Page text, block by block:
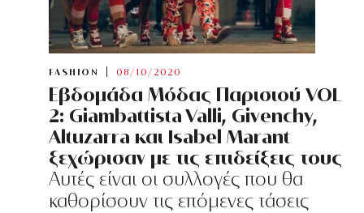
FASHION 08/10/2020
Εβδομάδα Μόδας Παρισιού VOL
2: Giambattista Valli, Givenchy,
Altuzarra και Isabel Marant
ξεχώρισαν με τις επιδείξεις τους
Αυτές είναι οι συλλογές που θα
καθορίσουν τις επόμενες τάσεις